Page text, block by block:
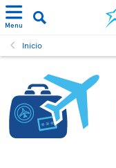
Menu
Inicio